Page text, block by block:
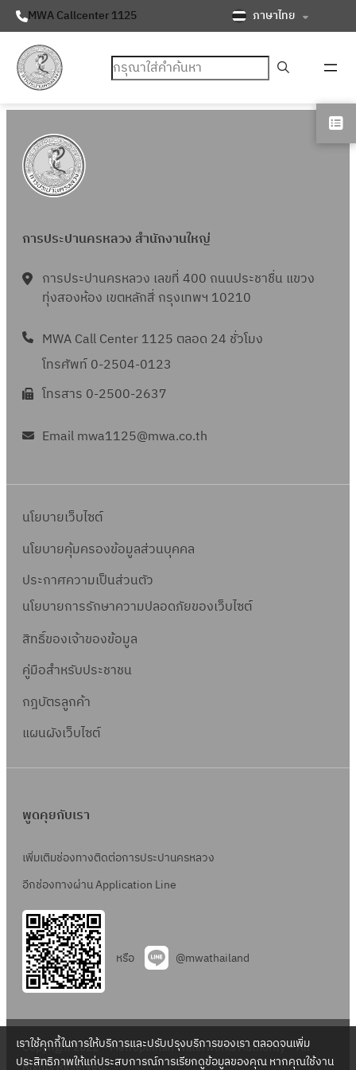
MWA Callcenter 1125 ภาษาไทย
ค้นหา
การประปานครหลวง สำนักงานใหญ่
การประปานครหลวง เลขที่ 400 ถนนประชาชื่น แขวง
ทุ่งสองห้อง เขตหลักสี่ กรุงเทพฯ 10210
MWA Call Center 1125 ตลอด 24 ชั่วโมง
โทรศัพท์ 0-2504-0123
โทรสาร 0-2500-2637
Email mwa1125@mwa.co.th
นโยบายเว็บไซต์
นโยบายคุ้มครองข้อมูลส่วนบุคคล
ประกาศความเป็นส่วนตัว
นโยบายการรักษาความปลอดภัยของเว็บไซต์
สิทธิ์ของเจ้าของข้อมูล
คู่มือสำหรับประชาชน
กฎบัตรลูกค้า
แผนผังเว็บไซต์
พูดคุยกับเรา
เพิ่มเติมช่องทางติดต่อการประปานครหลวง
อีกช่องทางผ่าน Application Line
หรือ @mwathailand
Copyright 2022 – Metropolitan Waterworks Authority – All
เราใช้คุกกี้ในการให้บริการและปรับปรุงบริการของเรา ตลอดจนเพิ่ม
ประสิทธิภาพให้แก่ประสบการณ์การเรียกดูข้อมูลของคุณ หากคุณใช้งาน